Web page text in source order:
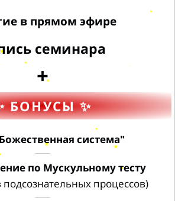
в прямом эфире
семинара
+
БОНУСЫ ✨
система"
по Мускульному тесту
подсознательных процессов)